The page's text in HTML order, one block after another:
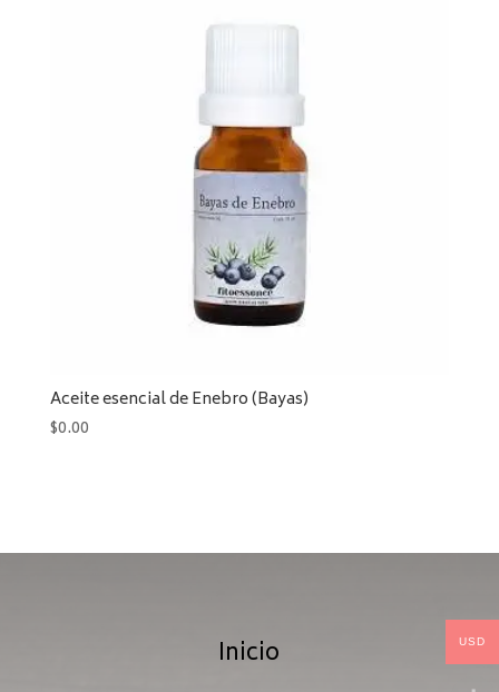
Aceite esencial de Enebro (Bayas)
$0.00
Inicio
USD